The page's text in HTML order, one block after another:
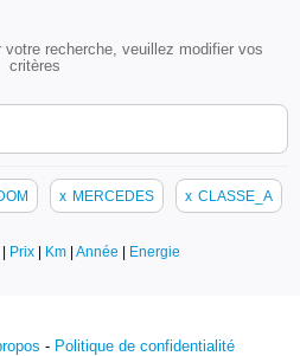
recherche, veuillez modifier vos
critères
x MERCEDES x CLASSE_A
| Prix | Km | Année | Energie
- Politique de confidentialité